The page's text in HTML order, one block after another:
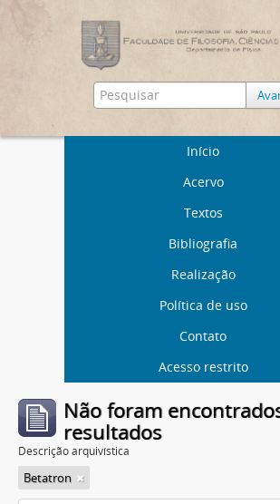
Início
Acervo
Textos
Bibliografia
Realização
Política de uso
Contato
Acesso restrito
Não foram
resultados
Descrição arquivística
Betatron